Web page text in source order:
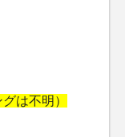
は不明）